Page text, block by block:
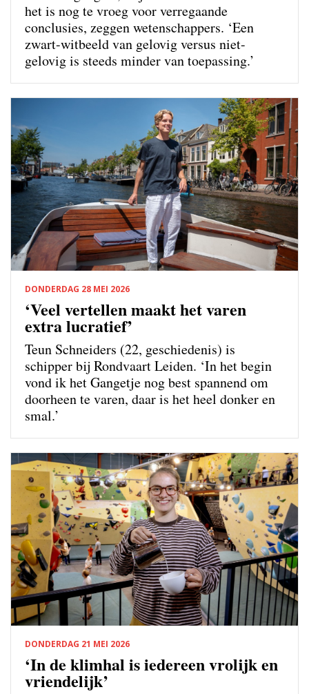
het is nog te vroeg voor verregaande
conclusies, zeggen wetenschappers. ‘Een
zwart-witbeeld van gelovig versus niet-
gelovig is steeds minder van toepassing.’
DONDERDAG 28 MEI 2026
‘Veel vertellen maakt het varen
extra lucratief’
Teun Schneiders (22, geschiedenis) is
schipper bij Rondvaart Leiden. ‘In het begin
vond ik het Gangetje nog best spannend om
doorheen te varen, daar is het heel donker en
smal.’
DONDERDAG 21 MEI 2026
‘In de klimhal is iedereen vrolijk en
vriendelijk’